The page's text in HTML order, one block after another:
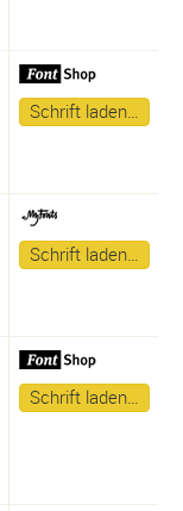
Schrift laden…
Schrift laden…
Schrift laden…